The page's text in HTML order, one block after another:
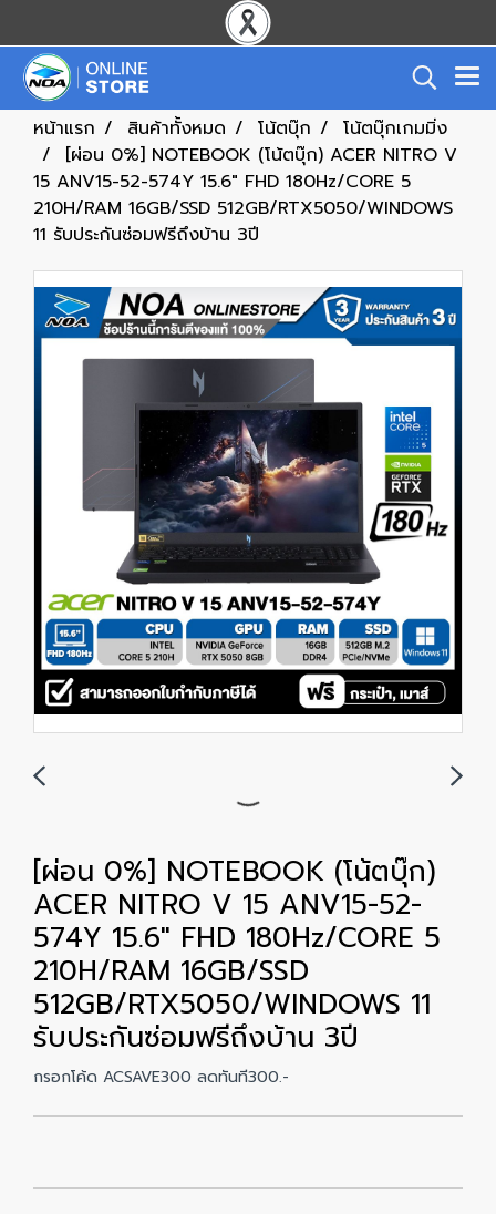
หน้าแรก สินค้าทั้งหมด โน้ตบุ๊ก
โน้ตบุ๊กเกมมิ่ง
[ผ่อน 0%] NOTEBOOK (โน้ตบุ๊ก) ACER NITRO V
15 ANV15-52-574Y 15.6" FHD 180Hz/CORE 5
210H/RAM 16GB/SSD 512GB/RTX5050/WINDOWS
11 รับประกันซ่อมฟรีถึงบ้าน 3ปี
[ผ่อน 0%] NOTEBOOK (โน้ตบุ๊ก)
ACER NITRO V 15 ANV15-52-
574Y 15.6" FHD 180Hz/CORE 5
210H/RAM 16GB/SSD
512GB/RTX5050/WINDOWS 11
รับประกันซ่อมฟรีถึงบ้าน 3ปี
กรอกโค้ด ACSAVE300 ลดทันที300.-